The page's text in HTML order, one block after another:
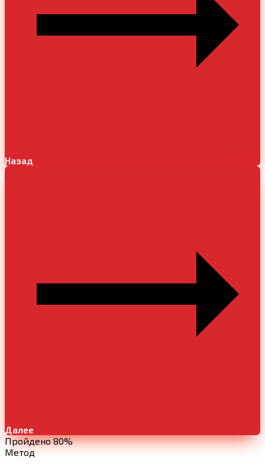
Назад
Далее
Пройдено 80%
Метод